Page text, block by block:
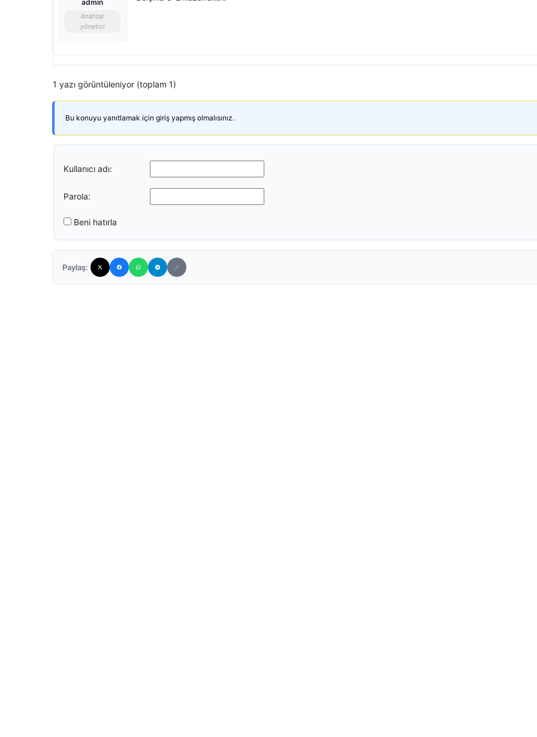
admin
Anahtar
yönetici
1 yazı görüntüleniyor (toplam 1)
Bu konuyu yanıtlamak için giriş yapmış olmalısınız.
Kullanıcı adı:
Parola:
Beni hatırla
Paylaş: